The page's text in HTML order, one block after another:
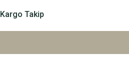
Kargo Takip